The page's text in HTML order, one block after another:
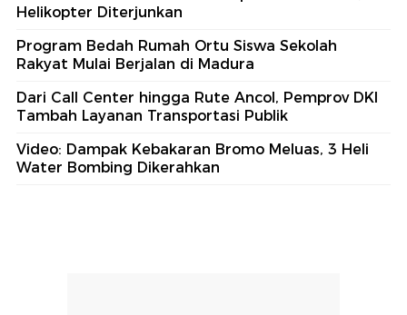
Helikopter Diterjunkan
Program Bedah Rumah Ortu Siswa Sekolah
Rakyat Mulai Berjalan di Madura
Dari Call Center hingga Rute Ancol, Pemprov DKI
Tambah Layanan Transportasi Publik
Video: Dampak Kebakaran Bromo Meluas, 3 Heli
Water Bombing Dikerahkan